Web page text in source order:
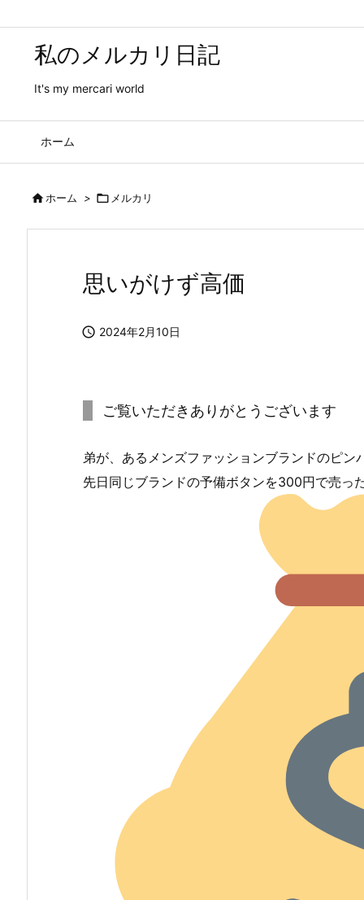
私のメルカリ日記
It's my mercari world
ホーム
ホーム >  メルカリ
思いがけず高価
 2024年2月10日
ご覧いただきありがとうございます
弟が、あるメンズファッションブランドのピ
先日同じブランドの予備ボタンを300円で売っ